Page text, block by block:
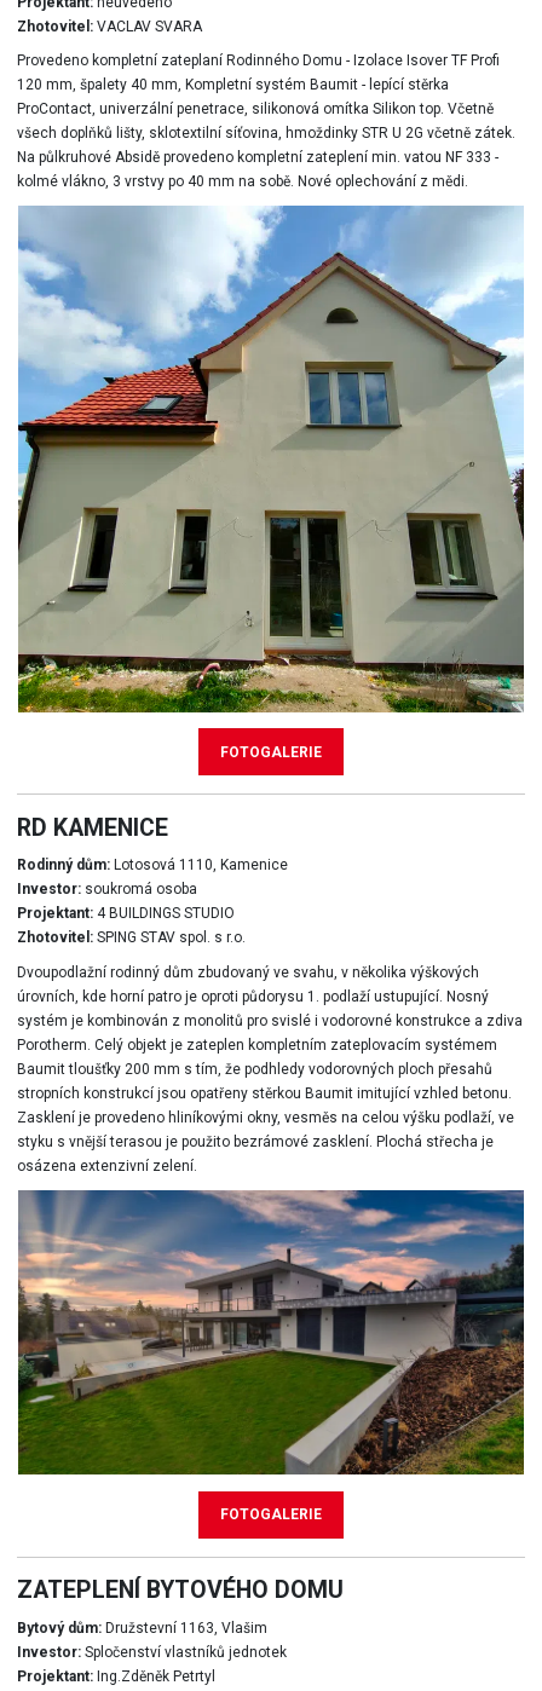
FOTOGALERIE
Zhotovitel:VACLAV SVARA
Provedeno kompletní zateplaní Rodinného Domu - Izolace Isover TF Profi
120 mm, špalety 40 mm, Kompletní systém Baumit - lepící stěrka
ProContact, univerzální penetrace, silikonová omítka Silikon top. Včetně
všech doplňků lišty, sklotextilní síťovina, hmoždinky STR U 2G včetně zátek.
Na půlkruhové Absidě provedeno kompletní zateplení min. vatou NF 333 -
kolmé vlákno, 3 vrstvy po 40 mm na sobě. Nové oplechování z mědi.
FOTOGALERIE
RD KAMENICE
Rodinný dům:Lotosová 1110, Kamenice
Investor:soukromá osoba
Projektant:4 BUILDINGS STUDIO
Zhotovitel:SPING STAV spol. s r.o.
Dvoupodlažní rodinný dům zbudovaný ve svahu, v několika výškových
úrovních, kde horní patro je oproti půdorysu 1. podlaží ustupující. Nosný
systém je kombinován z monolitů pro svislé i vodorovné konstrukce a zdiva
Porotherm. Celý objekt je zateplen kompletním zateplovacím systémem
Baumit tloušťky 200 mm s tím, že podhledy vodorovných ploch přesahů
stropních konstrukcí jsou opatřeny stěrkou Baumit imitující vzhled betonu.
Zasklení je provedeno hliníkovými okny, vesměs na celou výšku podlaží, ve
styku s vnější terasou je použito bezrámové zasklení. Plochá střecha je
osázena extenzivní zelení.
ZATEPLENÍ BYTOVÉHO DOMU
Bytový dům:Družstevní 1163, Vlašim
Investor:Spločenství vlastníků jednotek
Projektant:Ing.Zděněk Petrtyl